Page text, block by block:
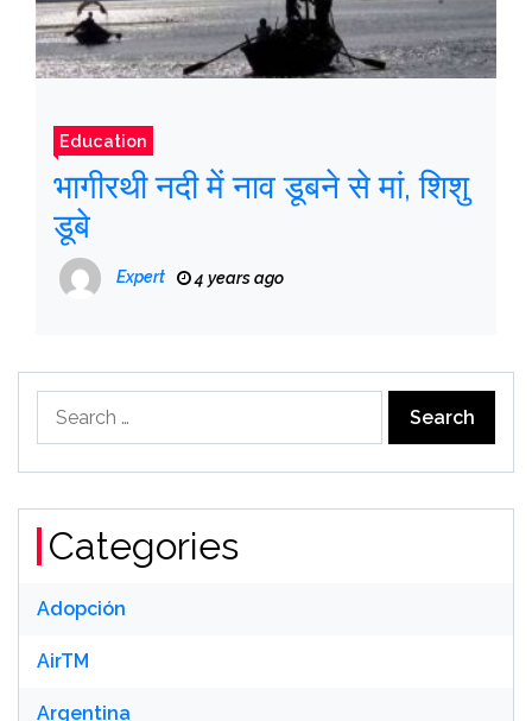
Education
भागीरथी नदी में नाव डूबने से मां, शिशु
डूबे
Expert 4 years ago
for:
Categories
Adopción
AirTM
Argentina